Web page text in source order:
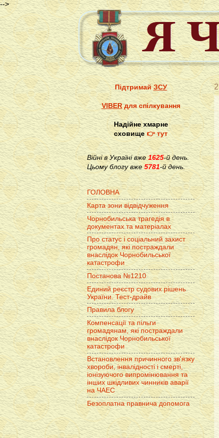
-->
ПідтримайЗСУ
VIBERдля спілкування
Надійне хмарне
сховище👉 тут
Війні в Україні вже1625-й день.
Цьому блогу вже 5781-й день.
ГОЛОВНА
Карта зони відвідчуження
Чорнобильська трагедія в
документах та матеріалах
Про статус і соціальний захист
громадян, які постраждали
внаслідок Чорнобильської
катастрофи
Постанова №1210
Единий реєстр судових рішень
України. Тест-драйв
Правила блогу
Компенсації та пільги
громадянам, які постраждали
внаслідок Чорнобильської
катастрофи
Встановлення причинного зв'язку
хвороби, інвалідності і смерті,
іонізуючого випромінювання та
інших шкідливих чинників аварії
на ЧАЕС
Безоплатна правнича допомога